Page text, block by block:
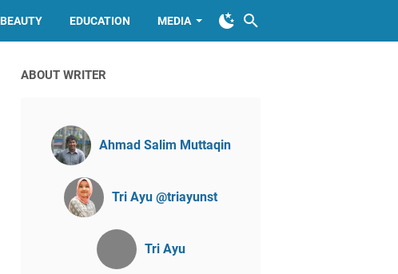
BEAUTY EDUCATION MEDIA
ABOUT WRITER
Ahmad Salim Muttaqin
Tri Ayu @triayunst
Tri Ayu